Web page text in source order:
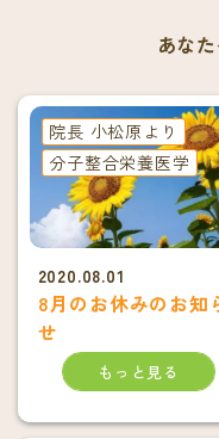
あな
院長 小松原より
分子整合栄養医学
2020.08.01
8月のお休みのお知
せ
もっと見る